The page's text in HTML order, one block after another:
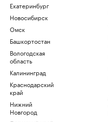
Екатеринбург
Новосибирск
Омск
Башкортостан
Вологодская
область
Калининград
Краснодарский
край
Нижний
Новгород